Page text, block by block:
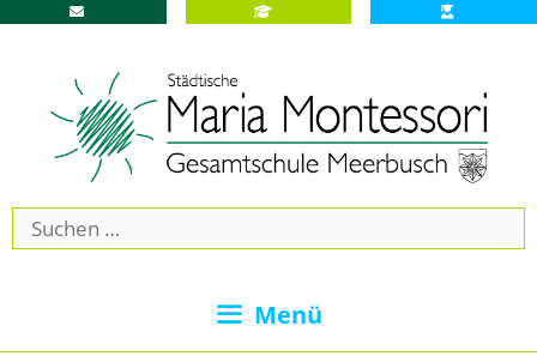
springen
nach:
Menü